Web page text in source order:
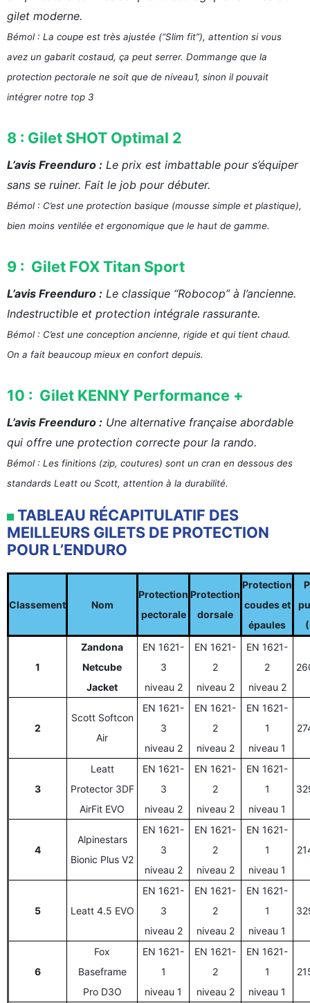
gilet moderne.
Bémol : La coupe est très ajustée (“Slim fit”), attention si vous
avez un gabarit costaud, ça peut serrer. Dommange que la
protection pectorale ne soit que de niveau1, sinon il pouvait
intégrer notre top 3
8 : Gilet SHOT Optimal 2
L’avis Freenduro : Le prix est imbattable pour s’équiper
sans se ruiner. Fait le job pour débuter.
Bémol : C’est une protection basique (mousse simple et plastique),
bien moins ventilée et ergonomique que le haut de gamme.
9 : Gilet FOX Titan Sport
L’avis Freenduro : Le classique “Robocop” à l’ancienne.
Indestructible et protection intégrale rassurante.
Bémol : C’est une conception ancienne, rigide et qui tient chaud.
On a fait beaucoup mieux en confort depuis.
10 : Gilet KENNY Performance +
L’avis Freenduro : Une alternative française abordable
qui offre une protection correcte pour la rando.
Bémol : Les finitions (zip, coutures) sont un cran en dessous des
standards Leatt ou Scott, attention à la durabilité.
TABLEAU RÉCAPITULATIF DES
MEILLEURS GILETS DE PROTECTION
POUR L’ENDURO
Classement Nom
Protection
pectorale
Protection
dorsale
Protection
coudes et
épaules
1
Zandona
Netcube
Jacket
EN 1621-
3
niveau 2
EN 1621-
2
niveau 2
EN 1621-
2
niveau 2
2
Scott Softcon
Air
EN 1621-
3
niveau 2
EN 1621-
2
niveau 2
EN 1621-
1
niveau 1
3
Leatt
Protector 3DF
AirFit EVO
EN 1621-
3
niveau 2
EN 1621-
2
niveau 2
EN 1621-
1
niveau 1
4
Alpinestars
Bionic Plus V2
EN 1621-
3
niveau 2
EN 1621-
2
niveau 2
EN 1621-
1
niveau 1
5 Leatt 4.5 EVO
EN 1621-
3
niveau 2
EN 1621-
2
niveau 2
EN 1621-
1
niveau 1
6
Fox
Baseframe
Pro D3O
EN 1621-
1
niveau 1
EN 1621-
2
niveau 2
EN 1621-
1
niveau 1